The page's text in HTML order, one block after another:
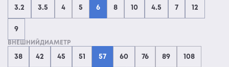
3.2 3.5 4 5 6 8 10 4.5 7 12
9
ВНЕШНИЙДИАМЕТР
38 42 45 51 57 60 76 89 108